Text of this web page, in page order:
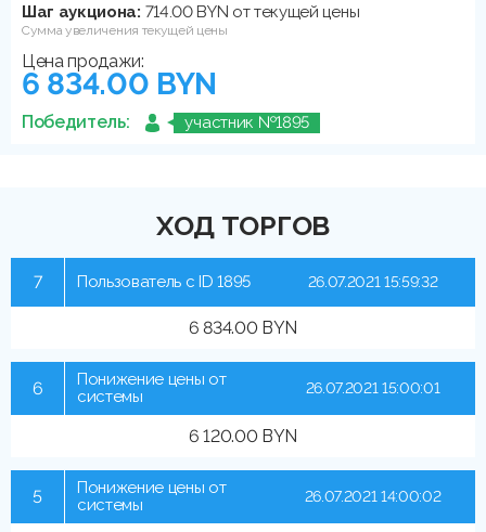
Шаг аукциона: 714.00 BYN от текущей цены
Сумма увеличения текущей цены
Цена продажи:
6 834.00 BYN
Победитель: участник №1895
ХОД ТОРГОВ
7 Пользователь с ID 1895
6 834.00 BYN
26.07.2021 15:59:32
6
Понижение цены от
системы
6 120.00 BYN
26.07.2021 15:00:01
5
Понижение цены от
системы
26.07.2021 14:00:02